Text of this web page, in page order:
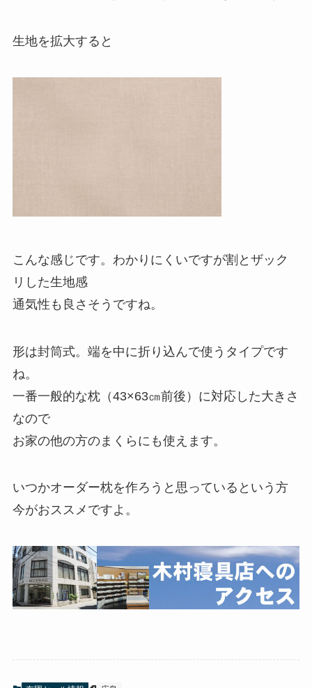
生地を拡大すると
こんな感じです。わかりにくいですが割とザック
リした生地感
通気性も良さそうですね。
形は封筒式。端を中に折り込んで使うタイプです
ね。
一番一般的な枕（43×63㎝前後）に対応した大きさ
なので
お家の他の方のまくらにも使えます。
いつかオーダー枕を作ろうと思っているという方
今がおススメですよ。